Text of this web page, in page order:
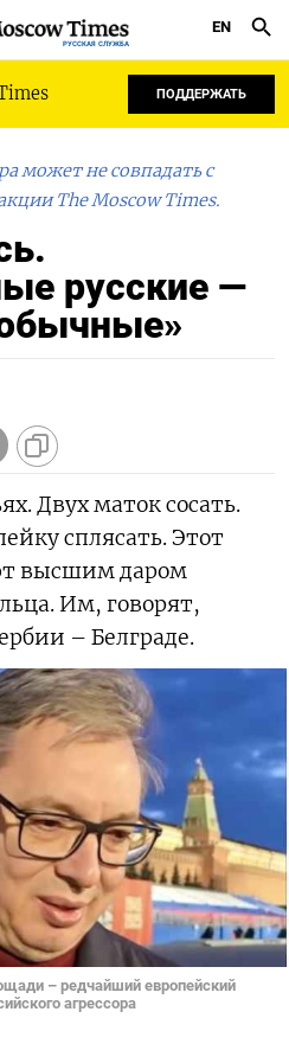
РУССКАЯ СЛУЖБА
EN
ПОДДЕРЖАТЬ
может не совпадать с
The Moscow Times.
русские —
Двух маток сосать.
сплясать. Этот
высшим даром
Им, говорят,
– Белграде.
– редчайший европейский
агрессора